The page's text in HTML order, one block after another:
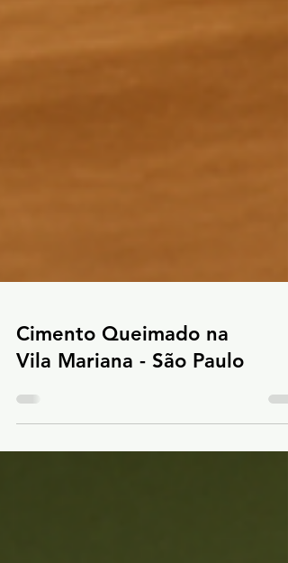
Cimento Queimado na
Vila Mariana - São Paulo